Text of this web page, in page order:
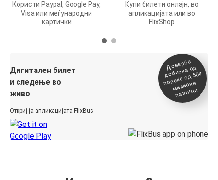
Користи Paypal, Google Pay,
Visa или меѓународни
картички
Купи билети онлајн, во
апликацијата или во
FlixShop
Дигитален билет
и следење во
живо
Откриј ја апликацијата FlixBus
Доверба
добиена о
д
повеќе о
д 500
милиони
патници